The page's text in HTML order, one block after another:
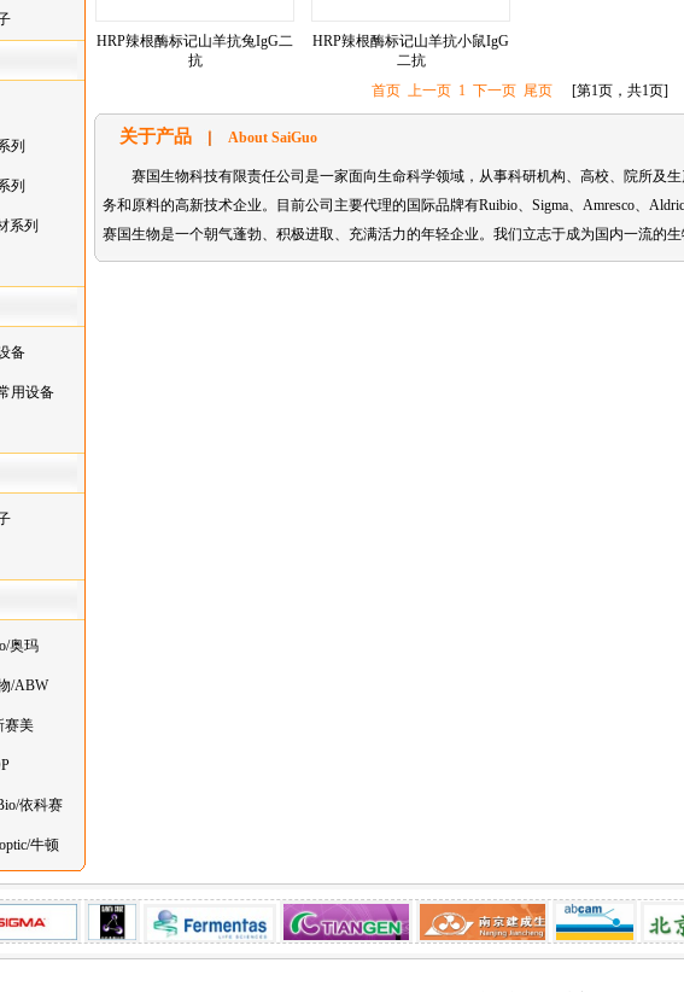
列
列
系列
备
用设备
奥玛
/ABW
赛美
依科赛
牛顿
HRP辣根酶标记山羊抗兔IgG二
抗
HRP辣根酶标记山羊抗小鼠IgG
二抗
首页 上一页 1 下一页 尾页 [第1页，共1页]
关于产品 About SaiGuo
赛国生物科技有限责任公司是一家面向生命科学领域，从事科研机构、高校、院所及
务和原料的高新技术企业。目前公司主要代理的国际品牌有Ruibio、Sigma、Amresco、
赛国生物是一个朝气蓬勃、积极进取、充满活力的年轻企业。我们立志于成为国内一流的